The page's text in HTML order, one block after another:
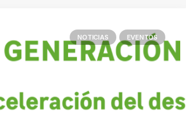
NOTICIAS EVENTOS